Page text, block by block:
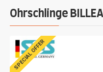
Ohrschlinge
SPECIAL OFFER